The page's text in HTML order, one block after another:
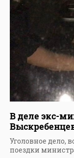
В деле экс-
Уголовное дело,
поездки